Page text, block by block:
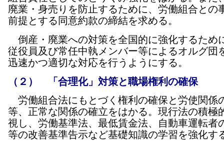
廃業・身売りを防止するために、労働組合との
前提とする同意約款の締結を求める。
倒産・廃業への対策を全国的に強化するため
従役員及び常任中執メンバー等によるオルグ団
迅速かつ適切な対応を行うようにする。
（２） 「合理化」対策と職場権利の確保
労働組合法にもとづく権利の確保と労使関係
等、正常な関係の確立をはかる。現行法の積極
視し、労働基準法、最低賃金法、自動車運転者
等の改善基準告示など基礎知識の学習を強化す